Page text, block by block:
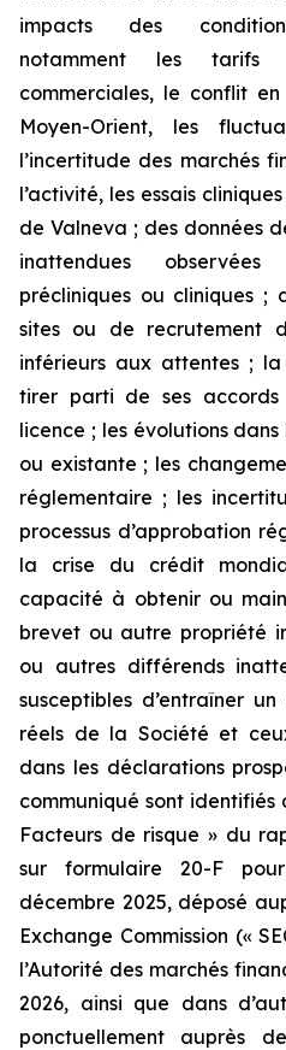
impacts des
notamment les tarifs
commerciales, le conflit
Moyen-Orient, les
l’incertitude des marchés
l’activité, les essais
de Valneva ; des données
inattendues
précliniques ou cliniques ;
sites ou de recrutement
inférieurs aux attentes ;
tirer parti de ses
licence ; les évolutions
ou existante ; les
réglementaire ; les
processus d’approbation
la crise du crédit
capacité à obtenir ou
brevet ou autre propriété
ou autres différends
susceptibles d’entraîner
réels de la Société et
dans les déclarations
communiqué sont identifiés
Facteurs de risque » du
sur formulaire 20-F
décembre 2025, déposé
Exchange Commission («
l’Autorité des marchés
2026, ainsi que dans
ponctuellement auprès